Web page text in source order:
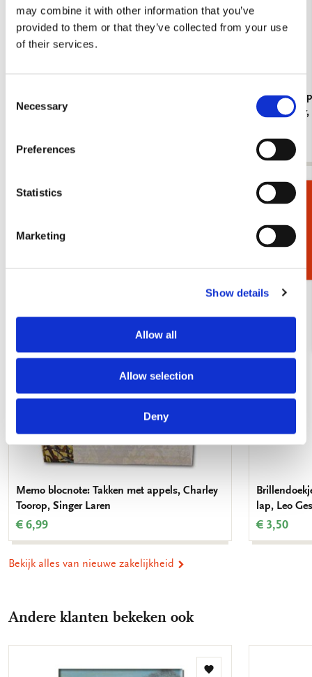
may combine it with other information that you’ve
provided to them or that they’ve collected from your use
of their services.
Selection
Necessary
Preferences
Statistics
Marketing
Show details
Allow all
Allow selection
Deny
Theater? Charlotte Salomon, JHM
Jan
aan
Memo blocnote: Takken met appels, Charley
Toorop, Singer Laren
€ 6,99
lap, Leo
€ 3,50
Bekijk alles van nieuwe zakelijkheid
Andere klanten bekeken ook
Cadeaukiezer